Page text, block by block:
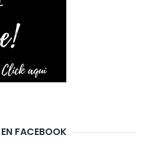
FACEBOOK